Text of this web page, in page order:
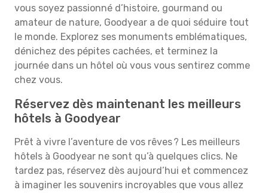
vous soyez passionné d’histoire, gourmand ou
amateur de nature, Goodyear a de quoi séduire tout
le monde. Explorez ses monuments emblématiques,
dénichez des pépites cachées, et terminez la
journée dans un hôtel où vous vous sentirez comme
chez vous.
Réservez dès maintenant les meilleurs
hôtels à Goodyear
Prêt à vivre l’aventure de vos rêves ? Les meilleurs
hôtels à Goodyear ne sont qu’à quelques clics. Ne
tardez pas, réservez dès aujourd’hui et commencez
à imaginer les souvenirs incroyables que vous allez